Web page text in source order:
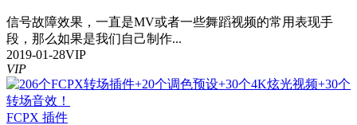
信号故障效果，一直是MV或者一些舞蹈视频的常用表现手
段，那么如果是我们自己制作...
2019-01-28VIP
VIP
FCPX 插件